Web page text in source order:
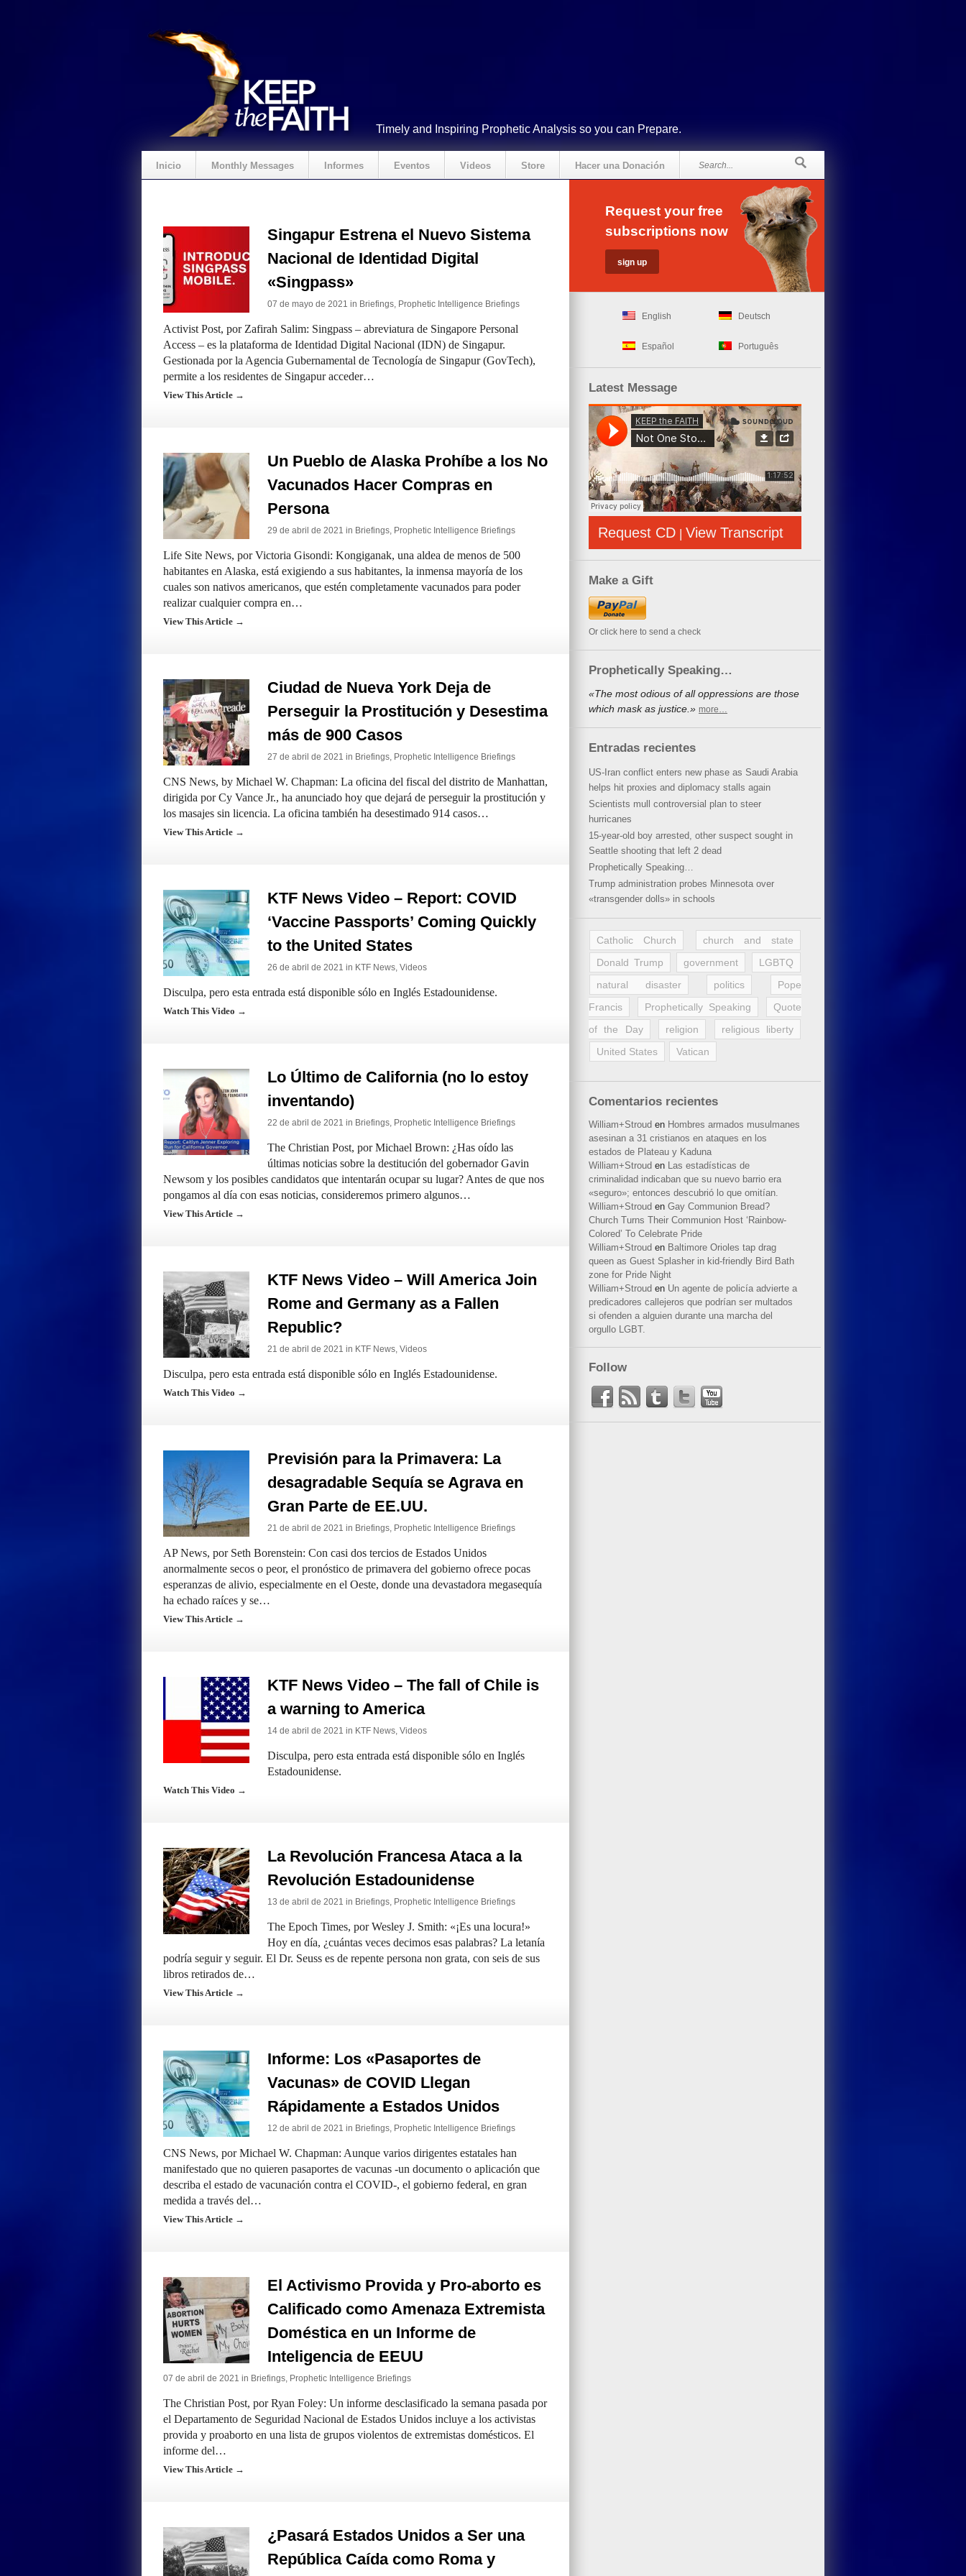
Timely and Inspiring Prophetic Analysis so you can Prepare.
Inicio Monthly Messages Informes Eventos Videos Store Hacer una Donación
Singapur Estrena el Nuevo Sistema
Nacional de Identidad Digital
«Singpass»
07 de mayo de 2021 in Briefings, Prophetic Intelligence Briefings
Activist Post, por Zafirah Salim: Singpass – abreviatura de Singapore Personal
Access – es la plataforma de Identidad Digital Nacional (IDN) de Singapur.
Gestionada por la Agencia Gubernamental de Tecnología de Singapur (GovTech),
permite a los residentes de Singapur acceder…
View This Article →
Un Pueblo de Alaska Prohíbe a los No
Vacunados Hacer Compras en
Persona
29 de abril de 2021 in Briefings, Prophetic Intelligence Briefings
Life Site News, por Victoria Gisondi: Kongiganak, una aldea de menos de 500
habitantes en Alaska, está exigiendo a sus habitantes, la inmensa mayoría de los
cuales son nativos americanos, que estén completamente vacunados para poder
realizar cualquier compra en…
View This Article →
Ciudad de Nueva York Deja de
Perseguir la Prostitución y Desestima
más de 900 Casos
27 de abril de 2021 in Briefings, Prophetic Intelligence Briefings
CNS News, by Michael W. Chapman: La oficina del fiscal del distrito de Manhattan,
dirigida por Cy Vance Jr., ha anunciado hoy que dejará de perseguir la prostitución y
los masajes sin licencia. La oficina también ha desestimado 914 casos…
View This Article →
KTF News Video – Report: COVID
‘Vaccine Passports’ Coming Quickly
to the United States
26 de abril de 2021 in KTF News, Videos
Disculpa, pero esta entrada está disponible sólo en Inglés Estadounidense.
Watch This Video →
Lo Último de California (no lo estoy
inventando)
22 de abril de 2021 in Briefings, Prophetic Intelligence Briefings
The Christian Post, por Michael Brown: ¿Has oído las
últimas noticias sobre la destitución del gobernador Gavin
Newsom y los posibles candidatos que intentarán ocupar su lugar? Antes de que nos
pongamos al día con esas noticias, consideremos primero algunos…
View This Article →
KTF News Video – Will America Join
Rome and Germany as a Fallen
Republic?
21 de abril de 2021 in KTF News, Videos
Disculpa, pero esta entrada está disponible sólo en Inglés Estadounidense.
Watch This Video →
Previsión para la Primavera: La
desagradable Sequía se Agrava en
Gran Parte de EE.UU.
21 de abril de 2021 in Briefings, Prophetic Intelligence Briefings
AP News, por Seth Borenstein: Con casi dos tercios de Estados Unidos
anormalmente secos o peor, el pronóstico de primavera del gobierno ofrece pocas
esperanzas de alivio, especialmente en el Oeste, donde una devastadora megasequía
ha echado raíces y se…
View This Article →
KTF News Video – The fall of Chile is
a warning to America
14 de abril de 2021 in KTF News, Videos
Disculpa, pero esta entrada está disponible sólo en Inglés
Estadounidense.
Watch This Video →
La Revolución Francesa Ataca a la
Revolución Estadounidense
13 de abril de 2021 in Briefings, Prophetic Intelligence Briefings
The Epoch Times, por Wesley J. Smith: «¡Es una locura!»
Hoy en día, ¿cuántas veces decimos esas palabras? La letanía
podría seguir y seguir. El Dr. Seuss es de repente persona non grata, con seis de sus
libros retirados de…
View This Article →
Informe: Los «Pasaportes de
Vacunas» de COVID Llegan
Rápidamente a Estados Unidos
12 de abril de 2021 in Briefings, Prophetic Intelligence Briefings
CNS News, por Michael W. Chapman: Aunque varios dirigentes estatales han
manifestado que no quieren pasaportes de vacunas -un documento o aplicación que
describa el estado de vacunación contra el COVID-, el gobierno federal, en gran
medida a través del…
View This Article →
El Activismo Provida y Pro-aborto es
Calificado como Amenaza Extremista
Doméstica en un Informe de
Inteligencia de EEUU
07 de abril de 2021 in Briefings, Prophetic Intelligence Briefings
The Christian Post, por Ryan Foley: Un informe desclasificado la semana pasada por
el Departamento de Seguridad Nacional de Estados Unidos incluye a los activistas
provida y proaborto en una lista de grupos violentos de extremistas domésticos. El
informe del…
View This Article →
¿Pasará Estados Unidos a Ser una
República Caída como Roma y
Request your free
subscriptions now
English Deutsch
Español Português
Latest Message
Request CD | View Transcript
Make a Gift
Or click here to send a check
Prophetically Speaking…
«The most odious of all oppressions are those
which mask as justice.» more…
Entradas recientes
US-Iran conflict enters new phase as Saudi Arabia
helps hit proxies and diplomacy stalls again
Scientists mull controversial plan to steer
hurricanes
15-year-old boy arrested, other suspect sought in
Seattle shooting that left 2 dead
Prophetically Speaking…
Trump administration probes Minnesota over
«transgender dolls» in schools
Catholic Church
church and state
Donald Trump
government
LGBTQ
natural disaster
politics
Pope
Francis
Prophetically Speaking
Quote
of the Day
religion
religious liberty
United States
Vatican
Comentarios recientes
William+Stroud en Hombres armados musulmanes
asesinan a 31 cristianos en ataques en los
estados de Plateau y Kaduna
William+Stroud en Las estadísticas de
criminalidad indicaban que su nuevo barrio era
«seguro»; entonces descubrió lo que omitían.
William+Stroud en Gay Communion Bread?
Church Turns Their Communion Host ‘Rainbow-
Colored’ To Celebrate Pride
William+Stroud en Baltimore Orioles tap drag
queen as Guest Splasher in kid-friendly Bird Bath
zone for Pride Night
William+Stroud en Un agente de policía advierte a
predicadores callejeros que podrían ser multados
si ofenden a alguien durante una marcha del
orgullo LGBT.
Follow